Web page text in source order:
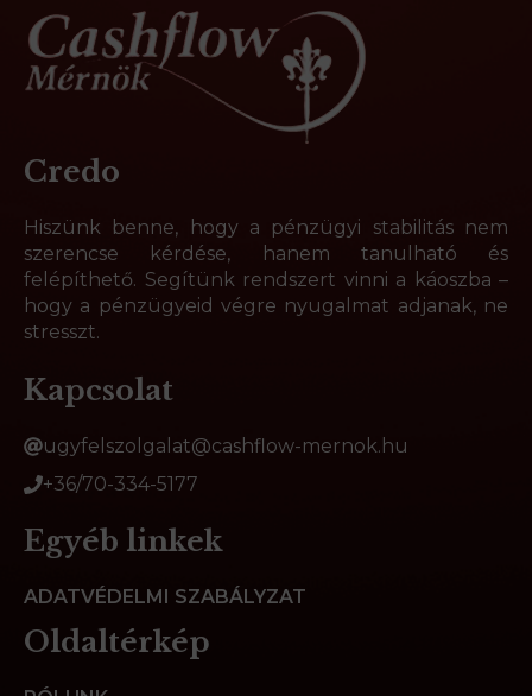
Credo
Hiszünk benne, hogy a pénzügyi stabilitás nem
szerencse kérdése, hanem tanulható és
felépíthető. Segítünk rendszert vinni a káoszba –
hogy a pénzügyeid végre nyugalmat adjanak, ne
stresszt.
Kapcsolat
ugyfelszolgalat@cashflow-mernok.hu
+36/70-334-5177
Egyéb linkek
ADATVÉDELMI SZABÁLYZAT
Oldaltérkép